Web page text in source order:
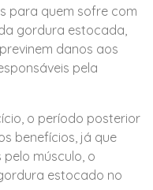
para quem sofre com
gordura estocada,
danos aos
pela
o período posterior
benefícios, já que
músculo, o
estocado no